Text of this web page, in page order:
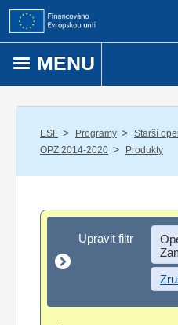
Přejít k obsahu
MENU
ESF / Programy / Starší
OPZ 2014-2020 / Produkty
Upravit filtr
Upravit filtr